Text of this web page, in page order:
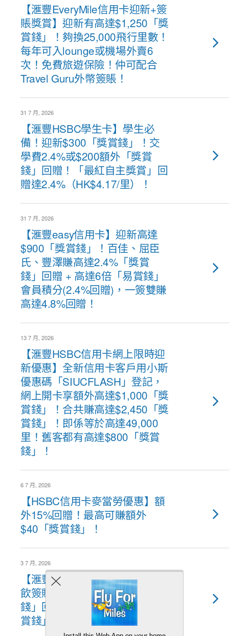
【滙豐EveryMile信用卡迎新+簽
賬獎賞】迎新有高達$1,250「獎
賞錢」！夠換25,000飛行里數！
每年可入lounge或機場外賣6
次！免費旅遊保險！仲可配合
Travel Guru外幣簽賬！
31 7 月, 2026
【滙豐HSBC學生卡】學生必
備！迎新$300「獎賞錢」！交
學費2.4%或$200額外「獎賞
錢」回贈！「最紅自主獎賞」回
贈達2.4%（HK$4.17/里）！
31 7 月, 2026
【滙豐easy信用卡】迎新高達
$900「獎賞錢」！百佳、屈臣
氏、豐澤賺高達2.4%「獎賞
錢」回贈 + 高達6倍「易賞錢」
會員積分(2.4%回贈)，一簽雙賺
高達4.8%回贈！
13 7 月, 2026
【滙豐HSBC信用卡網上限時迎
新優惠】全新信用卡客戶用小斯
優惠碼「SIUCFLASH」登記，
網上開卡享額外高達$1,000「獎
賞錢」！合共賺高達$2,450「獎
賞錢」！即係等於高達49,000
里！舊客都有高達$800「獎賞
錢」！
6 7 月, 2026
【HSBC信用卡麥當勞優惠】額
外15%回贈！最高可賺額外
$40「獎賞錢」！
3 7 月, 2026
【滙豐信用卡內地簽賬優惠】餐
飲簽賬！額外高達3%「獎賞
錢」回贈！可賺高達$480「獎
賞錢」！